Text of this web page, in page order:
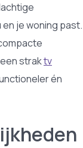
je woning past.
straktv
én